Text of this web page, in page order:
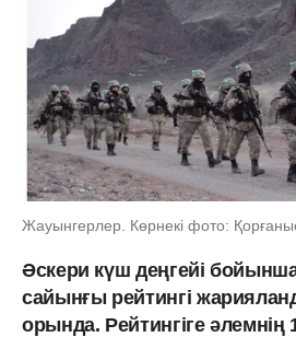
Жауынгерлер. Көрнекі фото:
Әскери күш деңгейі
сайынғы рейтингі
орында. Рейтингіге әлемнің